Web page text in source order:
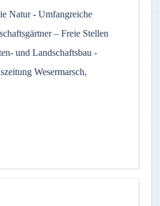
Natur - Umfangreiche
– Freie Stellen
und Landschaftsbau -
Wesermarsch,